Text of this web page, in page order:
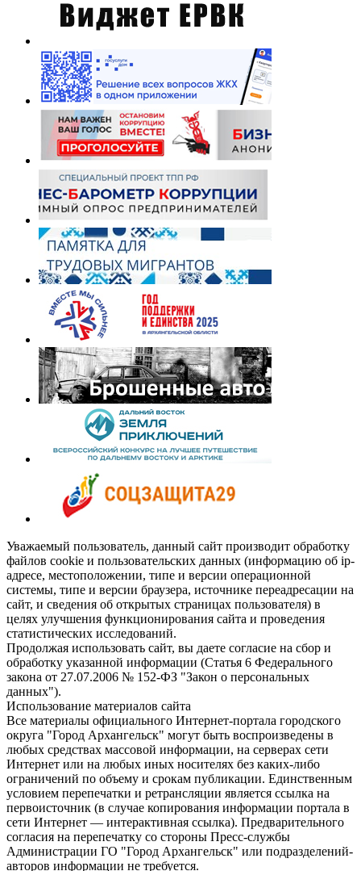
Уважаемый пользователь, данный сайт производит обработку
файлов cookie и пользовательских данных (информацию об ip-
адресе, местоположении, типе и версии операционной
системы, типе и версии браузера, источнике переадресации на
сайт, и сведения об открытых страницах пользователя) в
целях улучшения функционирования сайта и проведения
статистических исследований.
Продолжая использовать сайт, вы даете согласие на сбор и
обработку указанной информации (Статья 6 Федерального
закона от 27.07.2006 № 152-ФЗ "Закон о персональных
данных").
Использование материалов сайта
Все материалы официального Интернет-портала городского
округа "Город Архангельск" могут быть воспроизведены в
любых средствах массовой информации, на серверах сети
Интернет или на любых иных носителях без каких-либо
ограничений по объему и срокам публикации. Единственным
условием перепечатки и ретрансляции является ссылка на
первоисточник (в случае копирования информации портала в
сети Интернет — интерактивная ссылка). Предварительного
согласия на перепечатку со стороны Пресс-службы
Администрации ГО "Город Архангельск" или подразделений-
авторов информации не требуется.